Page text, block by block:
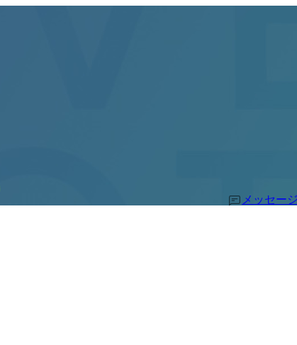
メッセージ